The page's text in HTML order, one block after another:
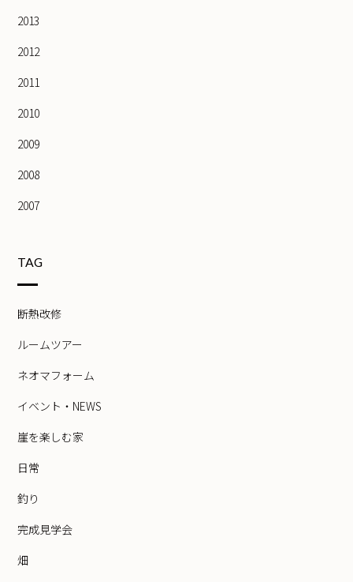
2013
2012
2011
2010
2009
2008
2007
TAG
断熱改修
ルームツアー
ネオマフォーム
イベント・NEWS
崖を楽しむ家
日常
釣り
完成見学会
畑